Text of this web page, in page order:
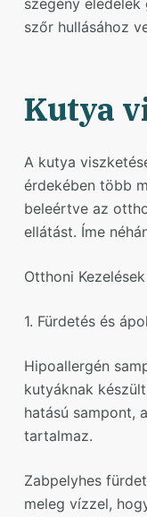
szegény
szőr hullásához
Kutya
A kutya
érdekében több
beleértve az
ellátást. Íme
Otthoni Kezelések
1. Fürdetés és
Hipoallergén
kutyáknak
hatású sampont,
tartalmaz.
Zabpelyhes
meleg vízzel,